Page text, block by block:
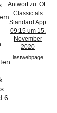
6.
Antwort zu: OE
Classic als
Standard App
09:15 um 15.
November
2020
lastwebpage